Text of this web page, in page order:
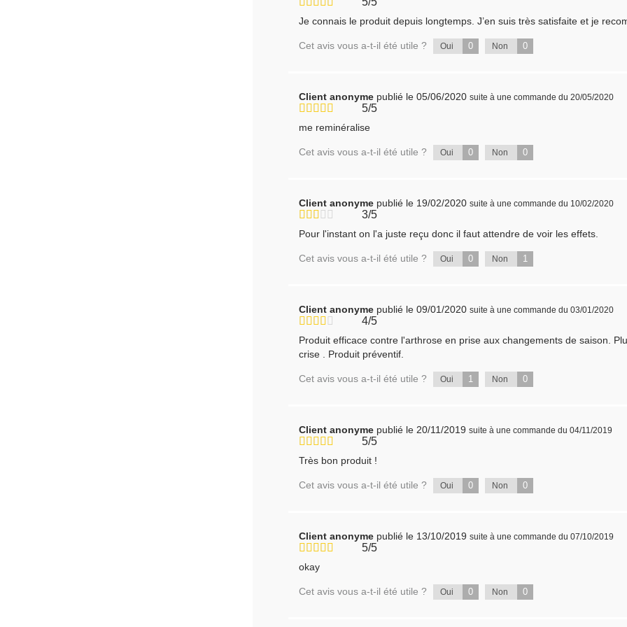
Je connais le produit depuis longtemps. J’en suis très satisfaite et je
Cet avis vous a-t-il été utile ? Oui 0 Non 0
Client anonyme publié le 05/06/2020 suite à une commande du 20/05/2020
5/5
me reminéralise
Cet avis vous a-t-il été utile ? Oui 0 Non 0
Client anonyme publié le 19/02/2020 suite à une commande du 10/02/2020
3/5
Pour l'instant on l'a juste reçu donc il faut attendre de voir les effets.
Cet avis vous a-t-il été utile ? Oui 0 Non 1
Client anonyme publié le 09/01/2020 suite à une commande du 03/01/2020
4/5
Produit efficace contre l'arthrose en prise aux changements de saison.
crise . Produit préventif.
Cet avis vous a-t-il été utile ? Oui 1 Non 0
Client anonyme publié le 20/11/2019 suite à une commande du 04/11/2019
5/5
Très bon produit !
Cet avis vous a-t-il été utile ? Oui 0 Non 0
Client anonyme publié le 13/10/2019 suite à une commande du 07/10/2019
5/5
okay
Cet avis vous a-t-il été utile ? Oui 0 Non 0